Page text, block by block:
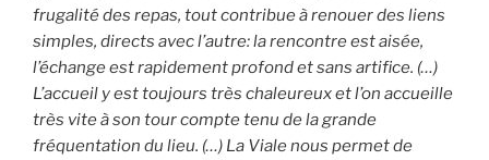
frugalité des repas, tout contribue à renouer des liens
simples, directs avec l’autre: la rencontre est aisée,
l’échange est rapidement profond et sans artifice. (…)
L’accueil y est toujours très chaleureux et l’on accueille
très vite à son tour compte tenu de la grande
fréquentation du lieu. (…) La Viale nous permet de